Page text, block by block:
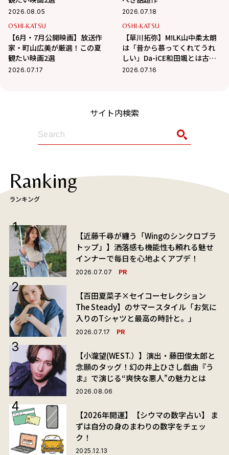
2026.08.05
2026.07.18
OSHI-KATSU
【6月・7月公開映画】放送作
家・町山広美が厳選！この夏
観たい映画2選
2026.07.17
OSHI-KATSU
【草川拓弥】M!LK山中柔太朗
は「昔から慕ってくれてうれ
しい」Da-iCE和田颯とは古着
屋へ！華麗な交友関係に迫る
2026.07.16
サイト内検索
Ranking
ランキング
【近藤千尋が纏う「Wingのシンクロブラ
トップ」】洒落感も機能性も頼れる魅せ
インナーで毎日を心地よくアプデ！
2026.07.07 PR
【百田夏菜子×セイコーセレクション
The Steady】のサマースタイル「お気に
入りのTシャツと最高の時計と。」
2026.07.17 PR
【小瀧望(WEST.）】演出・藤田俊太郎と
念願のタッグ！幻の井上ひさし戯曲『う
ま』で演じる“爽快な悪人”の魅力とは
2026.08.06
【2026年開運】【シウマの数字占い】 ま
ずは自分の身のまわりの数字をチェッ
ク！
2025.12.13